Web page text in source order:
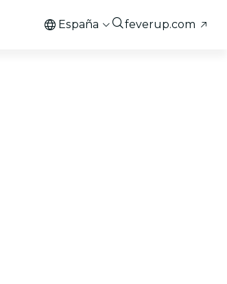
España feverup.com